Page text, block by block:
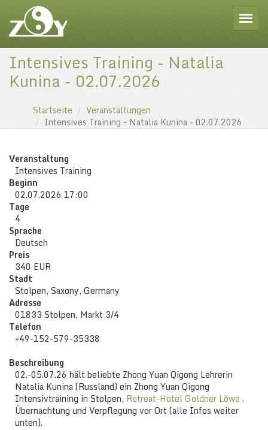
Intensives Training - Natalia
Kunina - 02.07.2026
Startseite
Veranstaltungen
Intensives Training - Natalia Kunina - 02.07.2026
Veranstaltung
Intensives Training
Beginn
02.07.2026 17:00
Tage
4
Sprache
Deutsch
Preis
340 EUR
Stadt
Stolpen, Saxony, Germany
Adresse
01833 Stolpen, Markt 3/4
Telefon
+49-152-579-35338
Beschreibung
02.-05.07.26 hält beliebte Zhong Yuan Qigong Lehrerin
Natalia Kunina (Russland) ein Zhong Yuan Qigong
Intensivtraining in Stolpen, Retreat-Hotel Goldner Löwe .
Übernachtung und Verpflegung vor Ort (alle Infos weiter
unten).